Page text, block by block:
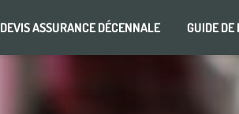
DEVIS ASSURANCE DÉCENNALE GUIDE